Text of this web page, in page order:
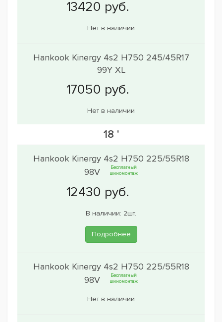
Нет в наличии
Hankook Kinergy 4s2 H750 245/45R17
99Y XL
Нет в наличии
18 '
Hankook Kinergy 4s2 H750 225/55R18
98V
Бесплатный
шиномонтаж
В наличии: 2шт.
Подробнее
Hankook Kinergy 4s2 H750 225/55R18
98V
Бесплатный
шиномонтаж
Нет в наличии